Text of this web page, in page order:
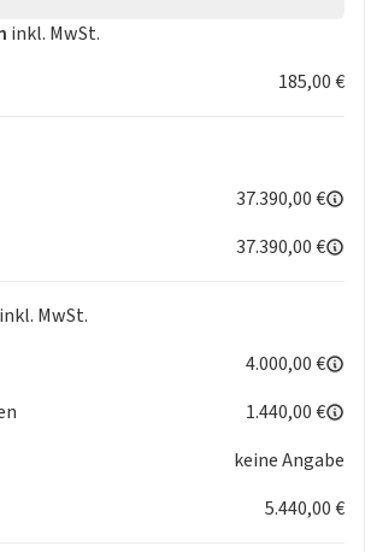
50 A
mit Gurtstraffer für
in den Vordersitzen
Außenspiegel mit automatischer
maximaler Systemleistung 140 kW
(FM)
hinten
inkl. MwSt.
185,00 €
37.390,00 €
37.390,00 €
inkl. MwSt.
4.000,00 €
1.440,00 €
keine Angabe
5.440,00 €